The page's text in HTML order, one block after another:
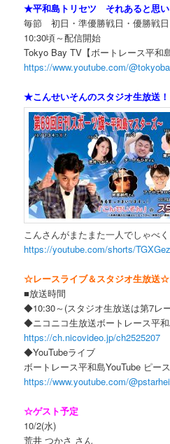
★平和島トリセツ それあると思
毎節 初日・準優勝戦日・優勝戦
10:30頃～配信開始
Tokyo Bay TV【ボートレース平和
https://www.youtube.com/
★こんせいそんのスタジオ生放送！
こんさんがまたまた一人でしゃべ
https://youtube.com/shorts/
☆レースライブ＆スタジオ生放送☆
■放送時間
◆10:30～(スタジオ生放送は第7レ
◆ニコニコ生放送ボートレース平
https://ch.nicovideo.jp/ch2525207
◆YouTubeライブ
ボートレース平和島YouTube ピー
https://www.youtube.com/
☆ゲスト予定
10/2(水)
荒井 つかさ さん